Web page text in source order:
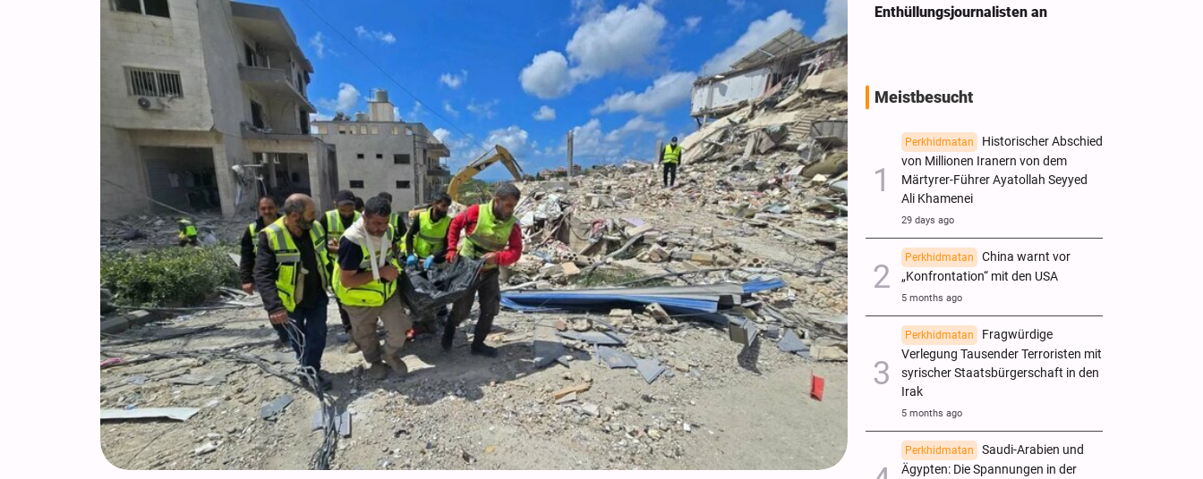
Söldner mit ballistischen Raketen
und Drohnen zerschlagen
Enthüllungsjournalisten an
Meistbesucht
Perkhidmatan
Historischer Abschied
von Millionen Iranern von dem
Märtyrer-Führer Ayatollah Seyyed
Ali Khamenei
29 days ago
Perkhidmatan
China warnt vor
„Konfrontation“ mit den USA
5 months ago
Perkhidmatan
Fragwürdige
Verlegung Tausender Terroristen mit
syrischer Staatsbürgerschaft in den
Irak
5 months ago
Perkhidmatan
Saudi-Arabien und
Ägypten: Die Spannungen in der